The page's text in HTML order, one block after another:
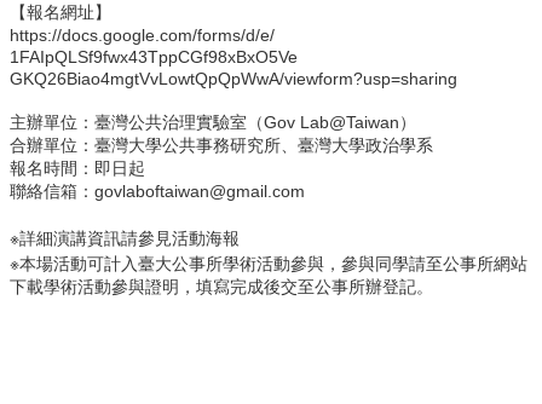
學
生
事
論
文
口
專
區
【報名網址】
https://docs.google.com/forms/d/e/
1FAIpQLSf9fwx43TppCGf98xBxO5Ve
GKQ26Biao4mgtVvLowtQpQpWwA/viewform?usp=sharing
主辦單位：臺灣公共治理實驗室（Gov Lab@Taiwan）
合辦單位：臺灣大學公共事務研究所、臺灣大學政治學系
報名時間：即日起
聯絡信箱： govlaboftaiwan@gmail.com
※詳細演講資訊請參見活動海報
※本場活動可計入臺大公事所學術活動參與， 參與同學請至公事所網站
下載學術活動參與證明， 填寫完成後交至公事所辦登記。